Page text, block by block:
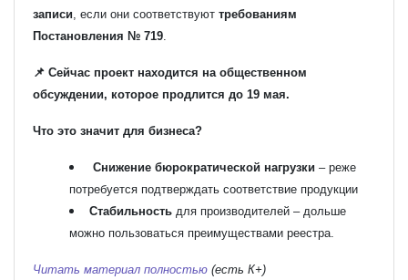
записи , если они соответствуют требованиям
Постановления № 719
📌 Сейчас проект находится на общественном
обсуждении, которое продлится до 19 мая.
Что это значит для бизнеса?
Снижение бюрократической нагрузки – реже
потребуется подтверждать соответствие продукции
Стабильность для производителей – дольше
можно пользоваться преимуществами реестра.
Читать материал полностью (есть К+)